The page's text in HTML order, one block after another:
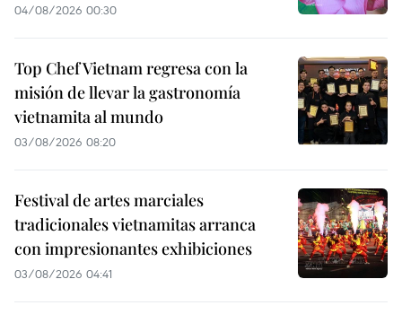
04/08/2026 00:30
Top Chef Vietnam regresa con la
misión de llevar la gastronomía
vietnamita al mundo
03/08/2026 08:20
Festival de artes marciales
tradicionales vietnamitas arranca
con impresionantes exhibiciones
03/08/2026 04:41